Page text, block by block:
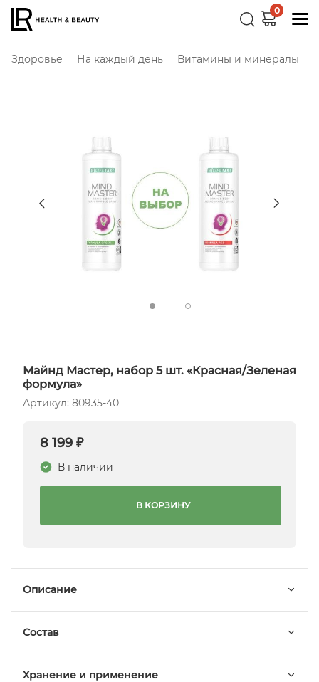
0
Здоровье На каждый день Витамины и минералы
Майнд Мастер, набор 5 шт. «Красная/Зеленая
формула»
Артикул: 80935-40
8 199 ₽
В наличии
В КОРЗИНУ
Описание
Состав
Хранение и применение